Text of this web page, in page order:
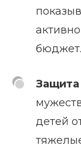
бюджет.
Защита
детей